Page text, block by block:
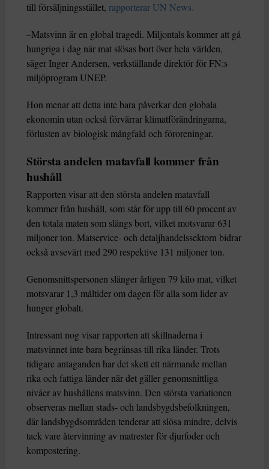
till försäljningsstället, rapporterar UN News.
–Matsvinn är en global tragedi. Miljontals kommer att gå
hungriga i dag när mat slösas bort över hela världen,
säger Inger Andersen, verkställande direktör för FN:s
miljöprogram UNEP.
Hon menar att detta inte bara påverkar den globala
ekonomin utan också förvärrar klimatförändringarna,
förlusten av biologisk mångfald och föroreningar.
Största andelen matavfall kommer från
hushåll
Rapporten visar att den största andelen matavfall
kommer från hushåll, som står för upp till 60 procent av
den totala maten som slängs bort, vilket motsvarar 631
miljoner ton. Matservice- och detaljhandelssektorn bidrar
också avsevärt med 290 respektive 131 miljoner ton.
Genomsnittspersonen slänger årligen 79 kilo mat, vilket
motsvarar 1,3 måltider om dagen för alla som lider av
hunger globalt.
Intressant nog visar rapporten att skillnaderna i
matsvinnet inte bara begränsas till rika länder. Trots
tidigare antaganden har det skett ett närmande mellan
rika och fattiga länder när det gäller genomsnittliga
nivåer av hushållens matsvinn. Den största variationen
observeras mellan stads- och landsbygdsbefolkningen,
där landsbygdsområden tenderar att slösa mindre, delvis
tack vare återvinning av matrester för djurfoder och
kompostering.